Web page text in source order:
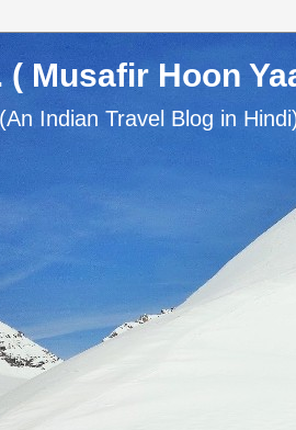
( Musafir Hoon
(An Indian Travel Blog in